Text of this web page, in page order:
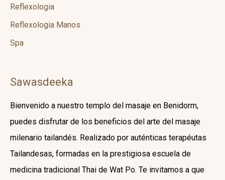
Reflexologia
Reflexologia Manos
Spa
Sawasdeeka
Bienvenido a nuestro templo del masaje en Benidorm,
puedes disfrutar de los beneficios del arte del masaje
milenario tailandés. Realizado por auténticas terapéutas
Tailandesas, formadas en la prestigiosa escuela de
medicina tradicional Thai de Wat Po. Te invitamos a que